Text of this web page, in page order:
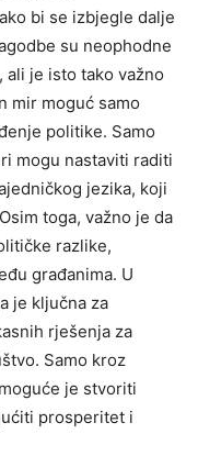
bi se izbjegle dalje
su neophodne
je isto tako važno
mir moguć samo
politike. Samo
mogu nastaviti raditi
jezika, koji
Osim toga, važno je da
razlike,
građanima. U
je ključna za
rješenja za
Samo kroz
je stvoriti
prosperitet i